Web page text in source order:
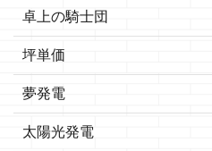
卓上の騎士団
坪単価
夢発電
太陽光発電